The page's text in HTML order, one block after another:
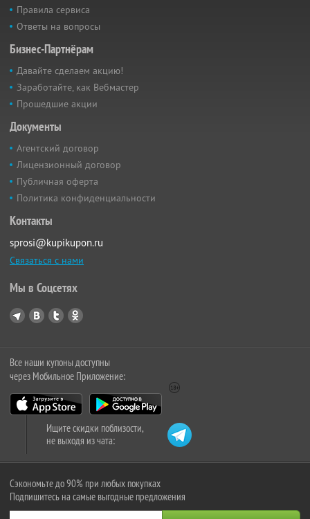
Правила сервиса
Ответы на вопросы
Бизнес-Партнёрам
Давайте сделаем акцию!
Заработайте, как Вебмастер
Прошедшие акции
Документы
Агентский договор
Лицензионный договор
Публичная оферта
Политика конфиденциальности
Контакты
sprosi@kupikupon.ru
Связаться с нами
Мы в Соцсетях
Все наши купоны доступны
через Мобильное Приложение:
Ищите скидки поблизости,
не выходя из чата:
Сэкономьте до 90% при любых покупках
Подпишитесь на самые выгодные предложения